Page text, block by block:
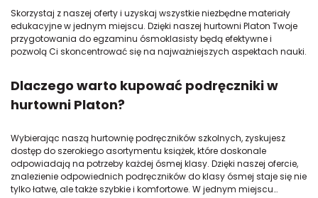
Skorzystaj z naszej oferty i uzyskaj wszystkie niezbędne materiały
edukacyjne w jednym miejscu. Dzięki naszej hurtowni Platon Twoje
przygotowania do egzaminu ósmoklasisty będą efektywne i
pozwolą Ci skoncentrować się na najważniejszych aspektach nauki.
Dlaczego warto kupować podręczniki w
hurtowni Platon?
Wybierając naszą hurtownię podręczników szkolnych, zyskujesz
dostęp do szerokiego asortymentu książek, które doskonale
odpowiadają na potrzeby każdej ósmej klasy. Dzięki naszej ofercie,
znalezienie odpowiednich podręczników do klasy ósmej staje się nie
tylko łatwe, ale także szybkie i komfortowe. W jednym miejscu